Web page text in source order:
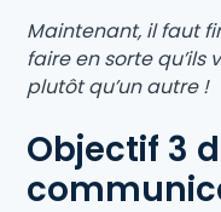
Maintenant, il faut
faire en sorte
plutôt qu’un autre !
Objectif 3